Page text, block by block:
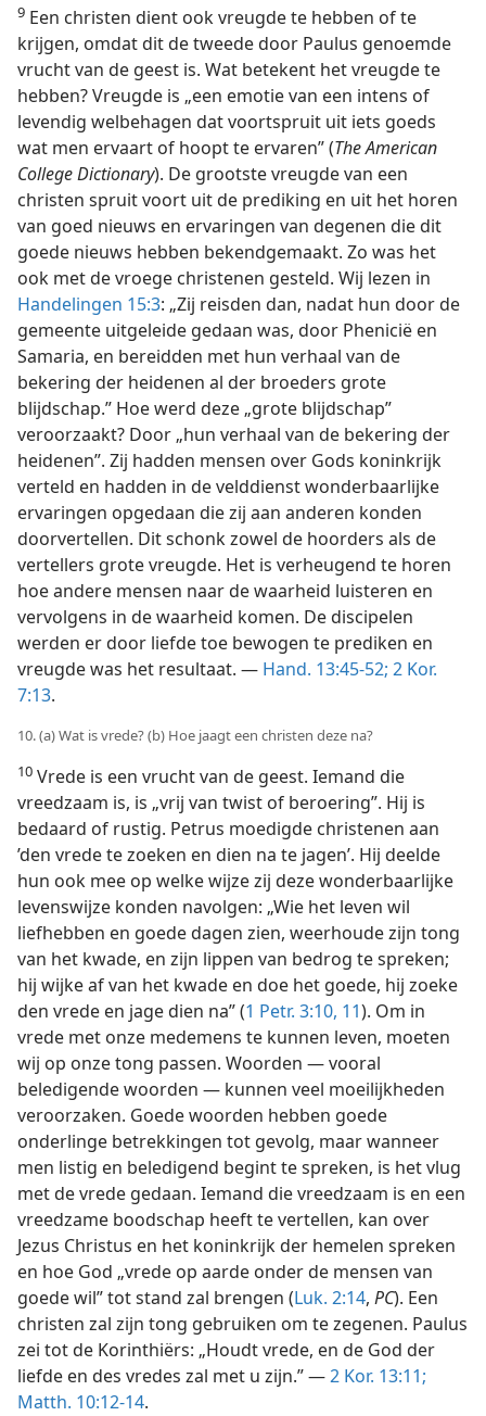
9 Een christen dient ook vreugde te hebben of te
krijgen, omdat dit de tweede door Paulus genoemde
vrucht van de geest is. Wat betekent het vreugde te
hebben? Vreugde is „een emotie van een intens of
levendig welbehagen dat voortspruit uit iets goeds
wat men ervaart of hoopt te ervaren” (The American
College Dictionary). De grootste vreugde van een
christen spruit voort uit de prediking en uit het horen
van goed nieuws en ervaringen van degenen die dit
goede nieuws hebben bekendgemaakt. Zo was het
ook met de vroege christenen gesteld. Wij lezen in
Handelingen 15:3: „Zij reisden dan, nadat hun door de
gemeente uitgeleide gedaan was, door Phenicië en
Samaria, en bereidden met hun verhaal van de
bekering der heidenen al der broeders grote
blijdschap.” Hoe werd deze „grote blijdschap”
veroorzaakt? Door „hun verhaal van de bekering der
heidenen”. Zij hadden mensen over Gods koninkrijk
verteld en hadden in de velddienst wonderbaarlijke
ervaringen opgedaan die zij aan anderen konden
doorvertellen. Dit schonk zowel de hoorders als de
vertellers grote vreugde. Het is verheugend te horen
hoe andere mensen naar de waarheid luisteren en
vervolgens in de waarheid komen. De discipelen
werden er door liefde toe bewogen te prediken en
vreugde was het resultaat. — Hand. 13:45-52; 2 Kor.
7:13.
10. (a) Wat is vrede? (b) Hoe jaagt een christen deze na?
10 Vrede is een vrucht van de geest. Iemand die
vreedzaam is, is „vrij van twist of beroering”. Hij is
bedaard of rustig. Petrus moedigde christenen aan
’den vrede te zoeken en dien na te jagen’. Hij deelde
hun ook mee op welke wijze zij deze wonderbaarlijke
levenswijze konden navolgen: „Wie het leven wil
liefhebben en goede dagen zien, weerhoude zijn tong
van het kwade, en zijn lippen van bedrog te spreken;
hij wijke af van het kwade en doe het goede, hij zoeke
den vrede en jage dien na” (1 Petr. 3:10, 11). Om in
vrede met onze medemens te kunnen leven, moeten
wij op onze tong passen. Woorden — vooral
beledigende woorden — kunnen veel moeilijkheden
veroorzaken. Goede woorden hebben goede
onderlinge betrekkingen tot gevolg, maar wanneer
men listig en beledigend begint te spreken, is het vlug
met de vrede gedaan. Iemand die vreedzaam is en een
vreedzame boodschap heeft te vertellen, kan over
Jezus Christus en het koninkrijk der hemelen spreken
en hoe God „vrede op aarde onder de mensen van
goede wil” tot stand zal brengen (Luk. 2:14, PC). Een
christen zal zijn tong gebruiken om te zegenen. Paulus
zei tot de Korinthiërs: „Houdt vrede, en de God der
liefde en des vredes zal met u zijn.” —2 Kor. 13:11;
Matth. 10:12-14.